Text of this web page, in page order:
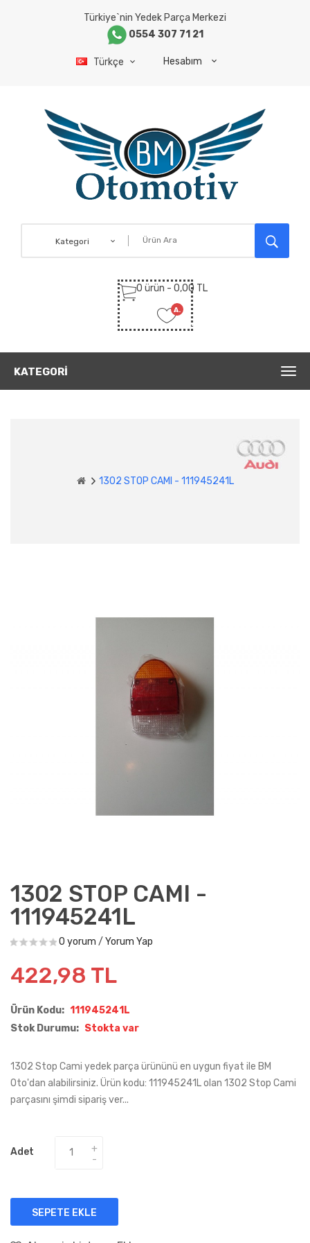
Türkiye`nin Yedek Parça Merkezi
0554 307 71 21
Türkçe Hesabım
Kategori
0 ürün - 0,00 TL
A.
Listem
KATEGORI
1302 STOP CAMI - 111945241L
1302 STOP CAMI -
111945241L
0 yorum / Yorum Yap
422,98 TL
Ürün Kodu: 111945241L
Stok Durumu: Stokta var
1302 Stop Cami yedek parça ürününü en uygun fiyat ile BM
Oto'dan alabilirsiniz. Ürün kodu: 111945241L olan 1302 Stop Cami
parçasını şimdi sipariş ver...
Adet
SEPETE EKLE